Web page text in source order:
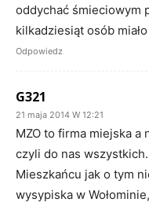
oddychać śmieciowym
kilkadziesiąt osób
Odpowiedz
G321
21 maja 2014 W 12:21
MZO to firma miejska a
czyli do nas
Mieszkańcu jak o tym
wysypiska w